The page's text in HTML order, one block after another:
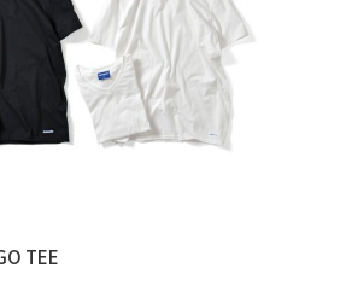
TEE